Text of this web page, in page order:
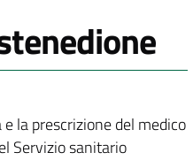
la prescrizione del medico
Servizio sanitario